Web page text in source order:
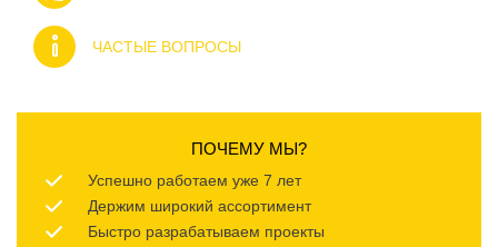
ЧАСТЫЕ ВОПРОСЫ
ПОЧЕМУ МЫ?
Успешно работаем уже 7 лет
Держим широкий ассортимент
Быстро разрабатываем проекты